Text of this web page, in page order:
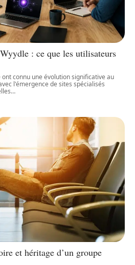
: ce que les utilisateurs
connu une évolution significative au
l'émergence de sites spécialisés
…
et héritage d’un groupe